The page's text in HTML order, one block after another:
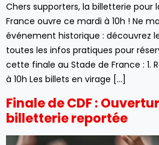
Chers supporters, la billetterie pour
France ouvre ce mardi à 10h ! Ne
événement historique : découvrez
toutes les infos pratiques pour
cette finale au Stade de France : 1.
à 10h Les billets en virage […]
Finale de CDF :
billetterie reportée